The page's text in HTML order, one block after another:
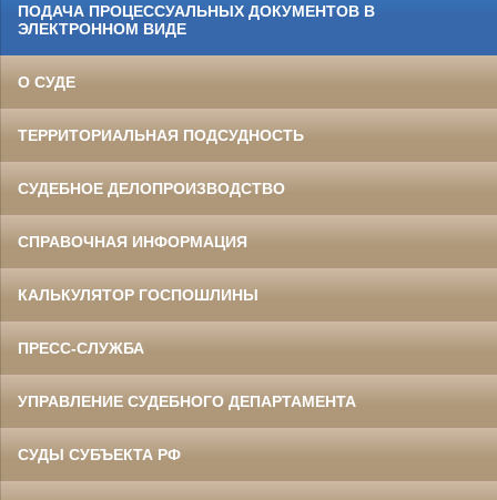
ПОДАЧА ПРОЦЕССУАЛЬНЫХ ДОКУМЕНТОВ В
ЭЛЕКТРОННОМ ВИДЕ
О СУДЕ
ТЕРРИТОРИАЛЬНАЯ ПОДСУДНОСТЬ
СУДЕБНОЕ ДЕЛОПРОИЗВОДСТВО
СПРАВОЧНАЯ ИНФОРМАЦИЯ
КАЛЬКУЛЯТОР ГОСПОШЛИНЫ
ПРЕСС-СЛУЖБА
УПРАВЛЕНИЕ СУДЕБНОГО ДЕПАРТАМЕНТА
СУДЫ СУБЪЕКТА РФ